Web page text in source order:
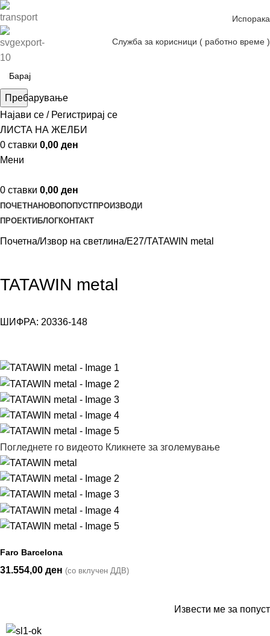
Испорака
Служба за корисници ( работно време )
Пребарување
Најави се / Регистрирај се
ЛИСТА НА ЖЕЛБИ
0 ставки 0,00 ден
Мени
0 ставки 0,00 ден
ПОЧЕТНАНОВОПОПУСТПРОИЗВОДИ
ПРОЕКТИ БЛОГКОНТАКТ
Почетна Извор на светлина E27 TATAWIN metal
TATAWIN metal
ШИФРА: 20336-148
Погледнете го видеото Кликнете за зголемување
Faro Barcelona
31.554,00 ден (со вклучен ДДВ)
Извести ме за попуст